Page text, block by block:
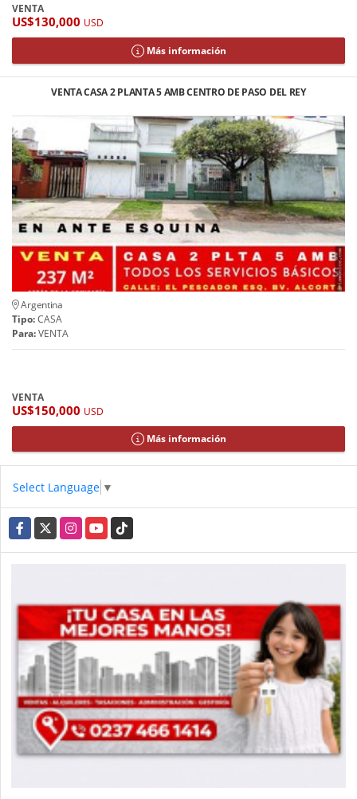
VENTA
US$130,000 USD
Más información
VENTA CASA 2 PLANTA 5 AMB CENTRO DE PASO DEL REY
Argentina
Tipo:CASA
Para:VENTA
VENTA
US$150,000 USD
Más información
Select Language ▼
Facebook
X InstagramYouTubeTikTok